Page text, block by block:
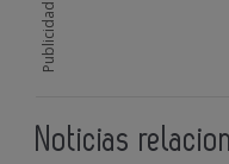
Publicidad
Noticias